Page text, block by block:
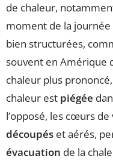
de chaleur,
moment de la journée
bien structurées,
souvent en Amérique
chaleur plus
chaleur est piégée
l’opposé, les cœurs
découpés et aérés,
évacuation de la